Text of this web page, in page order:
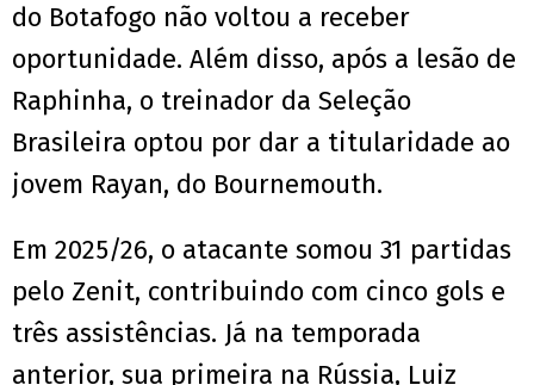
do Botafogo não voltou a receber
oportunidade. Além disso, após a lesão de
Raphinha, o treinador da Seleção
Brasileira optou por dar a titularidade ao
jovem Rayan, do Bournemouth.
Em 2025/26, o atacante somou 31 partidas
pelo Zenit, contribuindo com cinco gols e
três assistências. Já na temporada
anterior, sua primeira na Rússia, Luiz